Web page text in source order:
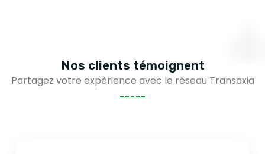
Nos clients témoignent
Partagez votre expèrience avec le réseau Transaxia